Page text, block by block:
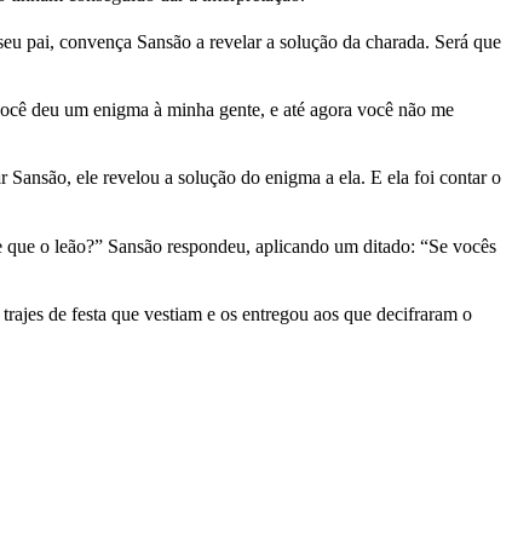
pai, convença Sansão a revelar a solução da charada. Será que
deu um enigma à minha gente, e até agora você não me
ele revelou a solução do enigma a ela. E ela foi contar o
o leão?” Sansão respondeu, aplicando um ditado: “Se vocês
de festa que vestiam e os entregou aos que decifraram o